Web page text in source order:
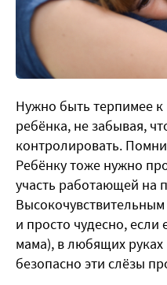
Нужно быть терпимее
ребёнка, не забывая,
контролировать.
Ребёнку тоже нужно
участь работающей на
и просто чудесно, если
мама), в любящих
безопасно эти слёзы